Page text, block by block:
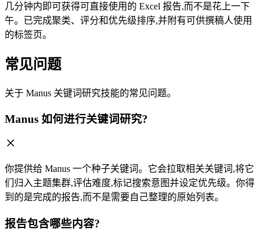
几分钟内即可获得可直接使用的 Excel 报告,而不是花上一下
午。已完成聚类、评分和优先级排序,并附有可供撰稿人使用
的标签页。
常见问题
关于 Manus 关键词研究技能的常见问题。
Manus 如何进行关键词研究?
你提供给 Manus 一个种子关键词。它会拉取相关关键词,将它
们归入主题集群,评估难度,标记搜索意图并设定优先级。你得
到的是完成的报告,而不是需要自己整理的原始列表。
报告包含哪些内容?